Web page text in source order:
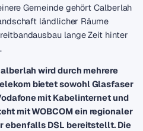
Gemeinde gehört Calberlah
ländlicher Räume
lange Zeit hinter
wird durch mehrere
bietet sowohl Glasfaser
mit Kabelinternet und
mit WOBCOM ein regionaler
ebenfalls DSL bereitstellt. Die